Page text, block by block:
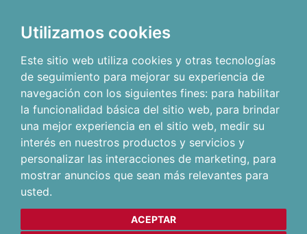
Utilizamos cookies
Este sitio web utiliza cookies y otras tecnologías
de seguimiento para mejorar su experiencia de
navegación con los siguientes fines: para habilitar
la funcionalidad básica del sitio web, para brindar
una mejor experiencia en el sitio web, medir su
interés en nuestros productos y servicios y
personalizar las interacciones de marketing, para
mostrar anuncios que sean más relevantes para
usted.
ACEPTAR